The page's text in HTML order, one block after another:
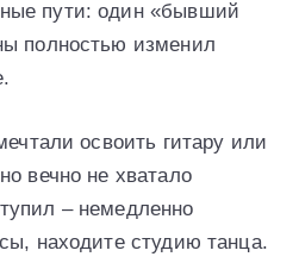
пути: один «бывший
полностью изменил
освоить гитару или
вечно не хватало
– немедленно
находите студию танца.